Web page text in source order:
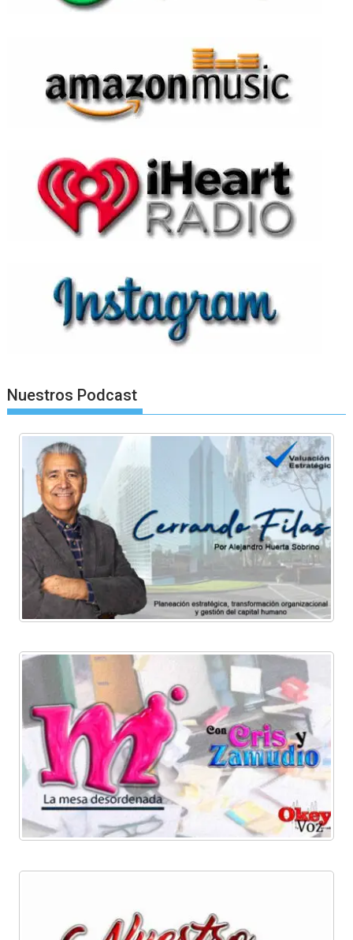
Nuestros Podcast